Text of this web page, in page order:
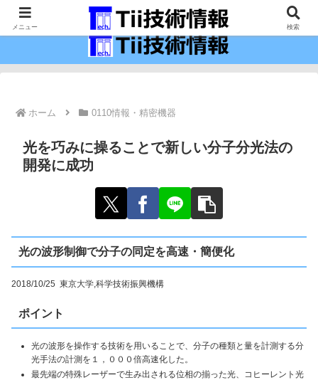
最新の科学技術の情報インフラ。
ホーム 0110情報・精密機器
光を巧みに操ることで新しい分子分光法の
開発に成功
光の波形制御で分子の同定を高速・簡便化
2018/10/25 東京大学,科学技術振興機構
ポイント
光の波形を操作する技術を用いることで、分子の種類と量を計測する分
光手法の計測を１，０００倍高速化した。
最先端の特殊レーザーで生み出される位相の揃った光、コヒーレント光
メニュー 検索